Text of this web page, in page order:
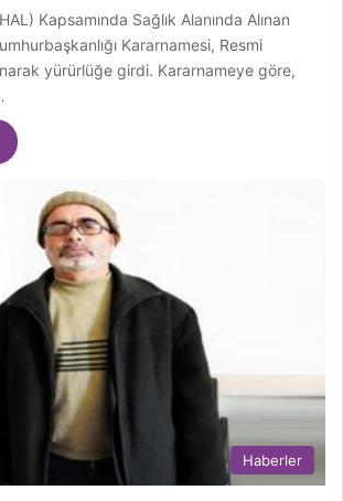
Kapsamında Sağlık Alanında Alınan
Kararnamesi, Resmi
yürürlüğe girdi. Kararnameye göre,
Haberler